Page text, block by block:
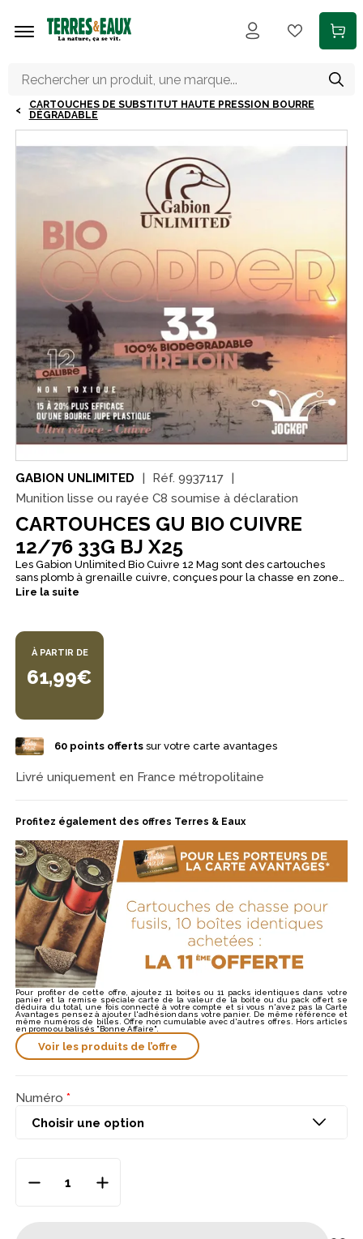
CARTOUCHES DE SUBSTITUT HAUTE PRESSION BOURRE
DÉGRADABLE
GABION UNLIMITED Réf. 9937117
Munition lisse ou rayée C8 soumise à déclaration
CARTOUHCES GU BIO CUIVRE
12/76 33G BJ X25
Les Gabion Unlimited Bio Cuivre 12 Mag sont des cartouches
sans plomb à grenaille cuivre, conçues pour la chasse en zone
humide. Elles s’adressent aux chasseurs de migrateurs et de
Hautes Performances et une bourre à jupe, elles visent une
gerbe dense, homogène et régulière, avec une pénétration
efficace pour rester efficaces quand les distances varient,
notamment à moyenne et longue distance. Disponibles en n°4
ou n°6, elles conviennent aux chasses au poste, à la passée, au
Lire la suite
À PARTIR DE
61,99€
60points offertssur votre carte avantages
Livré uniquement en France métropolitaine
Profitez également des offres Terres & Eaux
Pour profiter de cette offre, ajoutez 11 boites ou 11 packs identiques dans votre
panier et la remise spéciale carte de la valeur de la boite ou du pack offert se
déduira du total, une fois connecté à votre compte et si vous n'avez pas la Carte
Avantages pensez à ajouter l'adhésion dans votre panier. De même référence et
même numéros de billes. Offre non cumulable avec d'autres offres. Hors articles
en promo ou balisés "Bonne Affaire".
Voir les produits de l’offre
Numéro